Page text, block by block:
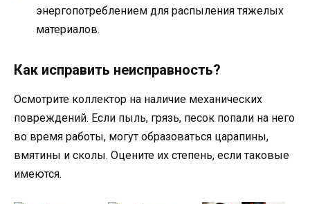
энергопотреблением для распыления тяжелых
материалов.
Как исправить неисправность?
Осмотрите коллектор на наличие механических
повреждений. Если пыль, грязь, песок попали на него
во время работы, могут образоваться царапины,
вмятины и сколы. Оцените их степень, если таковые
имеются.